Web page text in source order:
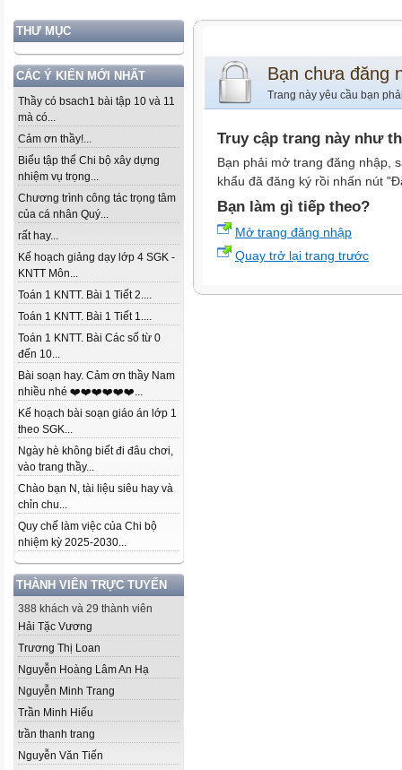
THƯ MỤC
CÁC Ý KIẾN MỚI NHẤT
Thầy có bsach1 bài tập 10 và 11
mà có...
Cảm ơn thầy!...
Biểu tập thể Chi bộ xây dựng
nhiệm vụ trọng...
Chương trình công tác trọng tâm
của cá nhân Quý...
rất hay...
Kế hoạch giảng dạy lớp 4 SGK -
KNTT Môn...
Toán 1 KNTT. Bài 1 Tiết 2....
Toán 1 KNTT. Bài 1 Tiết 1....
Toán 1 KNTT. Bài Các số từ 0
đến 10...
Bài soạn hay. Cảm ơn thầy Nam
nhiều nhé ❤️❤️❤️❤️❤️❤️...
Kế hoạch bài soạn giáo án lớp 1
theo SGK...
Ngày hè không biết đi đâu chơi,
vào trang thầy...
Chào bạn N, tài liệu siêu hay và
chỉn chu...
Quy chế làm việc của Chi bộ
nhiệm kỳ 2025-2030...
THÀNH VIÊN TRỰC TUYẾN
388 khách và 29 thành viên
Hải Tặc Vương
Trương Thị Loan
Nguyễn Hoàng Lâm An Hạ
Nguyễn Minh Trang
Trần Minh Hiếu
trần thanh trang
Nguyễn Văn Tiến
Bạn chưa đăng
Trang này yêu cầu bạn
Truy cập trang này như
Bạn phải mở trang đăng nhập,
khẩu đã đăng ký rồi nhấn nút
Bạn làm gì tiếp theo?
Mở trang đăng nhập
Quay trở lại trang trước